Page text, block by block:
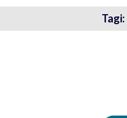
Tagi: